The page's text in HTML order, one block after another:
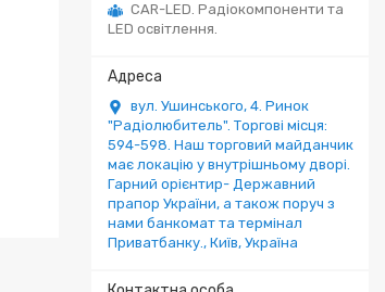
CAR-LED. Радіокомпоненти та
LED освітлення.
вул. Ушинського, 4. Ринок
"Радіолюбитель". Торгові місця:
594-598. Наш торговий майданчик
має локацію у внутрішньому дворі.
Гарний орієнтир- Державний
прапор України, а також поруч з
нами банкомат та термінал
Приватбанку., Київ, Україна